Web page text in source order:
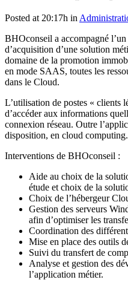
Posted at 20:17h in
BHOconseil a accompagné
d’acquisition d’une solution
domaine de la promotion
en mode SAAS, toutes les
dans le Cloud.
L’utilisation de postes « clients
d’accéder aux informations
connexion réseau. Outre
disposition, en cloud computing.
Interventions de BHOconseil :
Aide au choix de la
étude et choix de la
Choix de l’hébergeur
Gestion des serveurs
afin d’optimiser les
Coordination des
Mise en place des outils
Suivi du transfert de
Analyse et gestion des
l’application métier.